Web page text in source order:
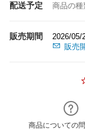
配送予定 商品の
販売期間
2026/05/
販売
商品についての